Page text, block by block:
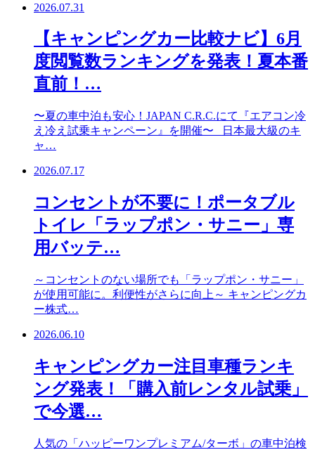
2026.07.31
【キャンピングカー比較ナビ】6月
度閲覧数ランキングを発表！夏本番
直前！…
〜夏の車中泊も安心！JAPAN C.R.C.にて『エアコン冷
え冷え試乗キャンペーン』を開催〜 日本最大級のキ
ャ…
2026.07.17
コンセントが不要に！ポータブル
トイレ「ラップポン・サニー」専
用バッテ…
～コンセントのない場所でも「ラップポン・サニー」
が使用可能に。利便性がさらに向上～ キャンピングカ
ー株式…
2026.06.10
キャンピングカー注目車種ランキ
ング発表！「購入前レンタル試乗」
で今選…
人気の「ハッピーワンプレミアム/ターボ」の車中泊検